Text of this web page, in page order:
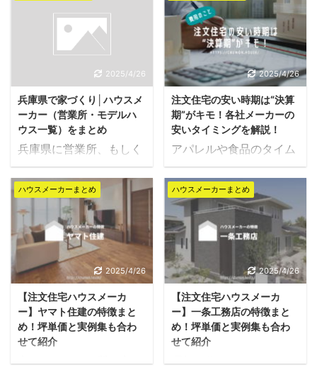
2025/4/26
兵庫県で家づくり│ハウスメ
ーカー（営業所・モデルハ
ウス一覧）をまとめ
兵庫県に営業所、もしく
はモデルハウスがあるハ
ウスメーカーを一覧で紹
介します。 県内で施工を
お考えの方は是非参考に
してみてください。 ハウ
スメーカーとの打ち合わ
せは、基本的に営業所か
モデルハウス（住宅展示
場含め）の中で行うのが
一般的ですので、なるべ
くご自宅の近くに営業所
2025/4/26
注文住宅の安い時期は“決算
期”がキモ！各社メーカーの
安いタイミングを解説！
アパレルや食品のタイム
セールのように、住宅に
も安いタイミングがあり
ます。 新築にかかる費用
を抑えるなら、契約のタ
イミングをしっかりと見
極めるべきです。 住宅を
安く建てられる時期につ
いて、本記事で詳しく解
説します。 ハウスメー
カーごとの決算期前がね
らい目！ 住宅が安く購入
ハウスメーカーまとめ
2025/4/26
【注文住宅ハウスメーカ
ー】ヤマト住建の特徴まと
め！坪単価と実例集も合わ
せて紹介
家づくりでは、質の高い
ハウスメーカーまとめ
2025/4/26
【注文住宅ハウスメーカ
ー】一条工務店の特徴まと
め！坪単価と実例集も合わ
せて紹介
理想の住まいづくりに向